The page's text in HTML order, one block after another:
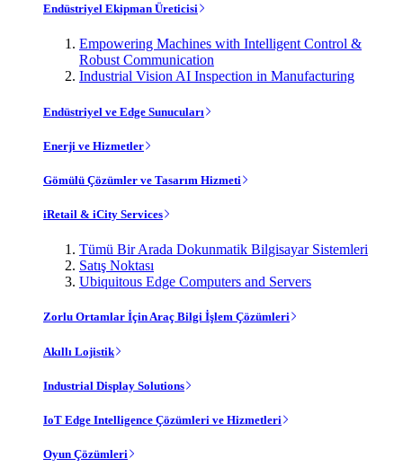
Endüstriyel Ekipman Üreticisi
Empowering Machines with Intelligent Control &
Robust Communication
Industrial Vision AI Inspection in Manufacturing
Endüstriyel ve Edge Sunucuları
Enerji ve Hizmetler
Gömülü Çözümler ve Tasarım Hizmeti
iRetail & iCity Services
Tümü Bir Arada Dokunmatik Bilgisayar Sistemleri
Satış Noktası
Ubiquitous Edge Computers and Servers
Zorlu Ortamlar İçin Araç Bilgi İşlem Çözümleri
Akıllı Lojistik
Industrial Display Solutions
IoT Edge Intelligence Çözümleri ve Hizmetleri
Oyun Çözümleri